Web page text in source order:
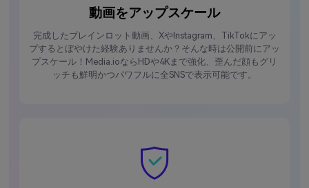
動画をアップスケール
完成したブレインロット動画、XやInstagram、TikTokにアッ
プするとぼやけた経験ありませんか？そんな時は公開前にアッ
プスケール！Media.ioならHDや4Kまで強化、歪んだ顔もグリ
ッチも鮮明かつパワフルに全SNSで表示可能です。